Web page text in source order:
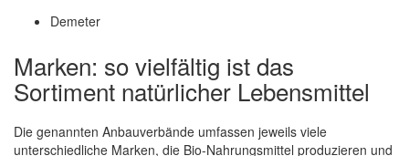
Demeter
Marken: so vielfältig ist das
Sortiment natürlicher Lebensmittel
Die genannten Anbauverbände umfassen jeweils viele
unterschiedliche Marken, die Bio-Nahrungsmittel produzieren und